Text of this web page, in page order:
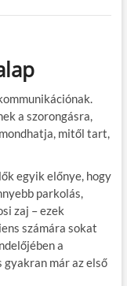
a szorongásra,
mitől tart,
egyik előnye, hogy
parkolás,
zaj – ezek
számára sokat
a
gyakran már az első